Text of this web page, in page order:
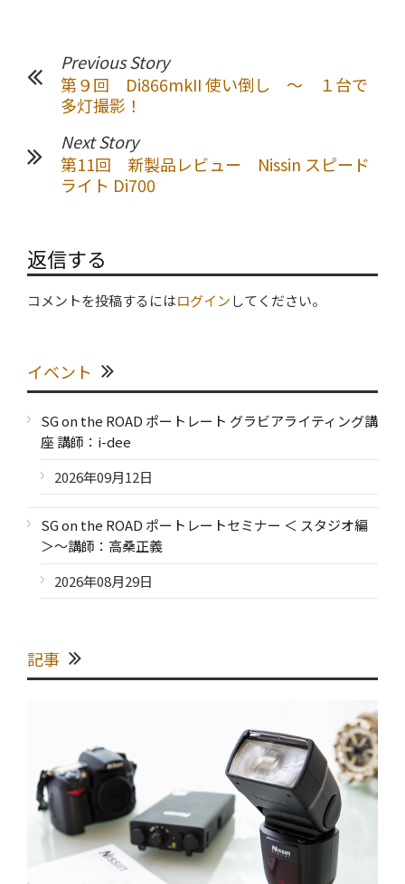
Previous Story
第９回 Di866mkII 使い倒し ～ １台で
多灯撮影！
Next Story
第11回 新製品レビュー Nissin スピード
ライト Di700
返信する
コメントを投稿するにはログインしてください。
イベント
SG on the ROAD ポートレート グラビアライティング講
座 講師：i-dee
2026年09月12日
SG on the ROAD ポートレートセミナー ＜ スタジオ編
＞～講師：高桑正義
2026年08月29日
記事